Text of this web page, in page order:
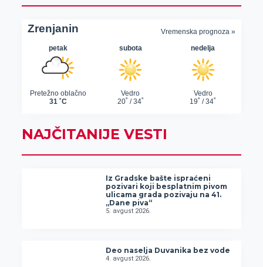
NAJČITANIJE VESTI
Iz Gradske bašte ispraćeni
pozivari koji besplatnim pivom
ulicama grada pozivaju na 41.
„Dane piva“
5. avgust 2026.
Deo naselja Duvanika bez vode
4. avgust 2026.